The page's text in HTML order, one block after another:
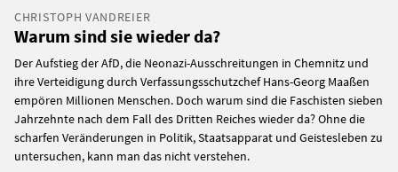
CHRISTOPH VANDREIER
Warum sind sie wieder da?
Der Aufstieg der AfD, die Neonazi-Ausschreitungen in Chemnitz und
ihre Verteidigung durch Verfassungsschutzchef Hans-Georg Maaßen
empören Millionen Menschen. Doch warum sind die Faschisten sieben
Jahrzehnte nach dem Fall des Dritten Reiches wieder da? Ohne die
scharfen Veränderungen in Politik, Staatsapparat und Geistesleben zu
untersuchen, kann man das nicht verstehen.